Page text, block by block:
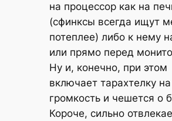
на процессор как на
(сфинксы всегда ищут
потеплее) либо к нему
или прямо перед
Ну и, конечно, при этом
включает тарахтелку
громкость и чешется о
Короче, сильно